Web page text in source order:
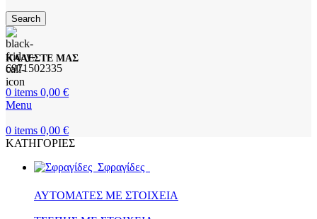
Search
ΚΑΛΕΣΤΕ ΜΑΣ
6971502335
0 items 0,00 €
Menu
0 items 0,00 €
ΚΑΤΗΓΟΡΙΕΣ
Σφραγίδες
ΑΥΤΟΜΑΤΕΣ ΜΕ ΣΤΟΙΧΕΙΑ